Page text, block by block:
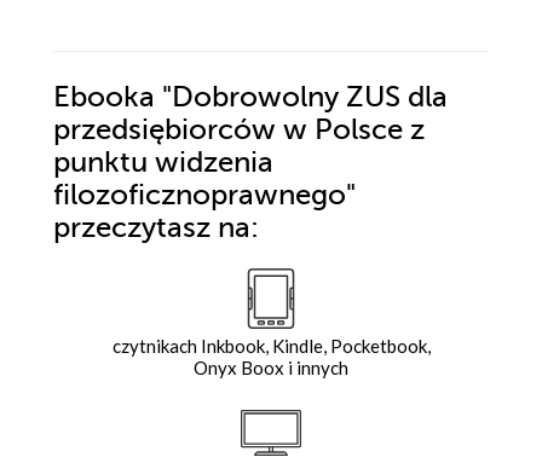
Ebooka "Dobrowolny ZUS dla
przedsiębiorców w Polsce z
punktu widzenia
filozoficznoprawnego"
przeczytasz na:
czytnikach Inkbook, Kindle, Pocketbook,
Onyx Boox i innych